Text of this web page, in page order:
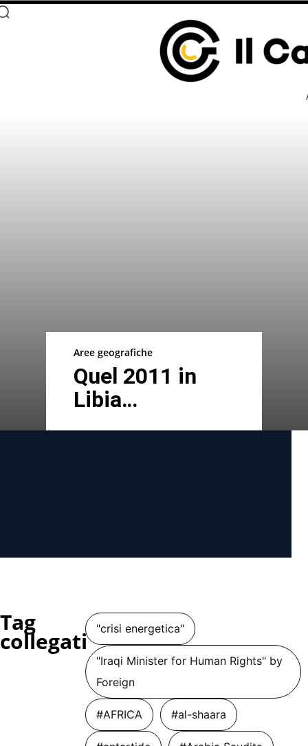
Aree geografiche
Quel 2011 in
Libia…
Tag
collegati "crisi energetica"
"Iraqi Minister for Human Rights" by
Foreign
#AFRICA #al-shaara